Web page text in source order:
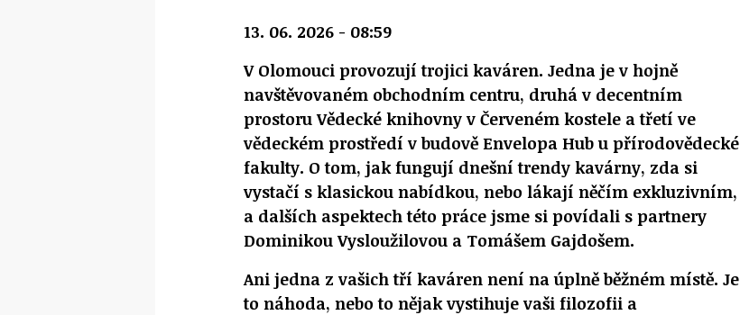
13. 06. 2026 - 08:59
V Olomouci provozují trojici kaváren. Jedna je v hojně
navštěvovaném obchodním centru, druhá v decentním
prostoru Vědecké knihovny v Červeném kostele a třetí ve
vědeckém prostředí v budově Envelopa Hub u přírodovědecké
fakulty. O tom, jak fungují dnešní trendy kavárny, zda si
vystačí s klasickou nabídkou, nebo lákají něčím exkluzivním,
a dalších aspektech této práce jsme si povídali s partnery
Dominikou Vysloužilovou a Tomášem Gajdošem.
Ani jedna z vašich tří kaváren není na úplně běžném místě. Je
to náhoda, nebo to nějak vystihuje vaši filozofii a